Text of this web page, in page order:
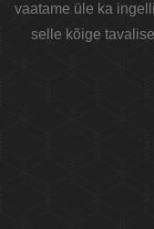
vaatame üle ka
selle kõige